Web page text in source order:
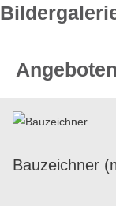
Bauzeich­ner